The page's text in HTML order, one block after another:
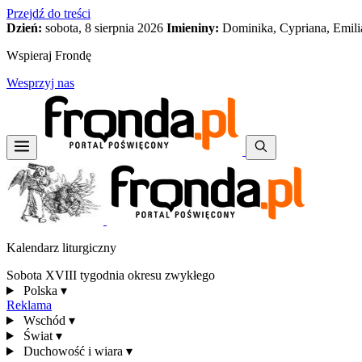
Przejdź do treści
Dzień: sobota, 8 sierpnia 2026 Imieniny: Dominika, Cypriana,
Wspieraj Frondę
Wesprzyj nas
Kalendarz liturgiczny
Sobota XVIII tygodnia okresu zwykłego
Polska ▾
Reklama
Wschód ▾
Świat ▾
Duchowość i wiara ▾